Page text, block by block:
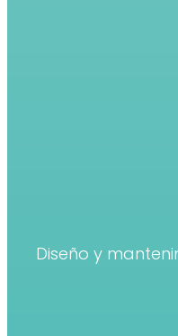
Diseño y